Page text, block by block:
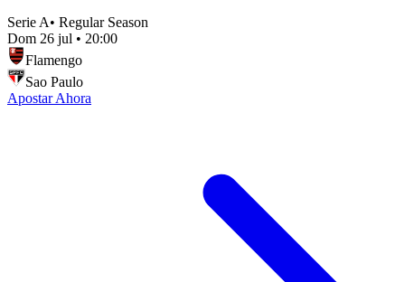
Serie A• Regular Season
Dom 26 jul • 20:00
Flamengo
Sao Paulo
Apostar Ahora